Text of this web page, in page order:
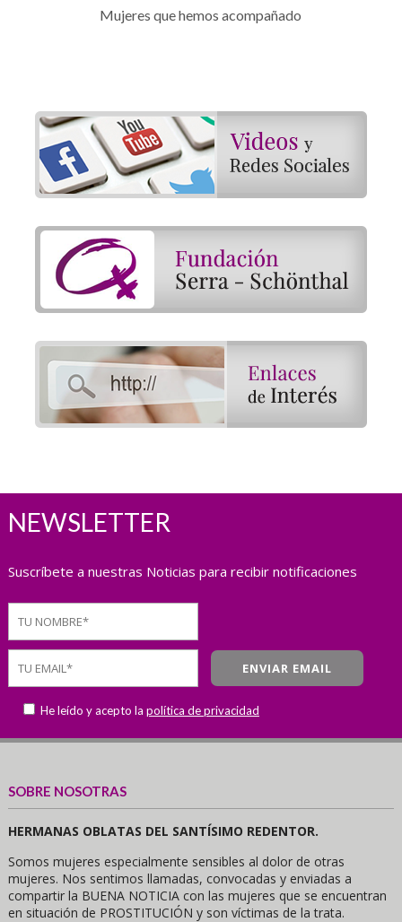
Mujeres que hemos acompañado
NEWSLETTER
Suscríbete a nuestras Noticias para recibir notificaciones
He leído y acepto la política de privacidad
SOBRE NOSOTRAS
HERMANAS OBLATAS DEL SANTÍSIMO REDENTOR.
Somos mujeres especialmente sensibles al dolor de otras
mujeres. Nos sentimos llamadas, convocadas y enviadas a
compartir la BUENA NOTICIA con las mujeres que se encuentran
en situación de PROSTITUCIÓN y son víctimas de la trata.